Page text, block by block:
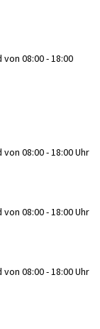
08:00 - 18:00
08:00 - 18:00 Uhr
08:00 - 18:00 Uhr
08:00 - 18:00 Uhr